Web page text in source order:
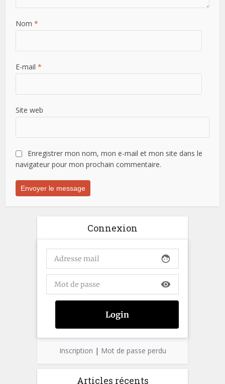
Nom*
E-mail*
Site web
Enregistrer mon nom, mon e-mail et mon site dans le
navigateur pour mon prochain commentaire.
Connexion
face
visibility
Inscription | Mot de passe perdu
Articles récents